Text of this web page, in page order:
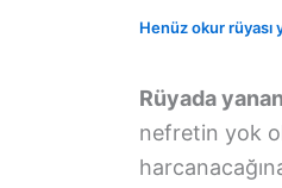
Henüz okur rüyası
Rüyada
nefretin yok